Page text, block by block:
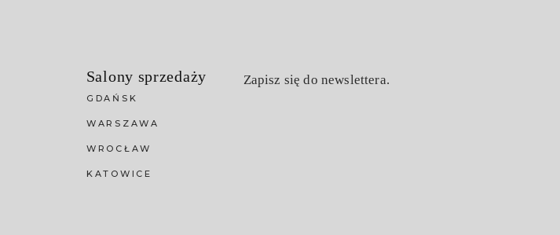
Salony sprzedaży
GDAŃSK
WARSZAWA
WROCŁAW
KATOWICE
Zapisz się do newslettera.